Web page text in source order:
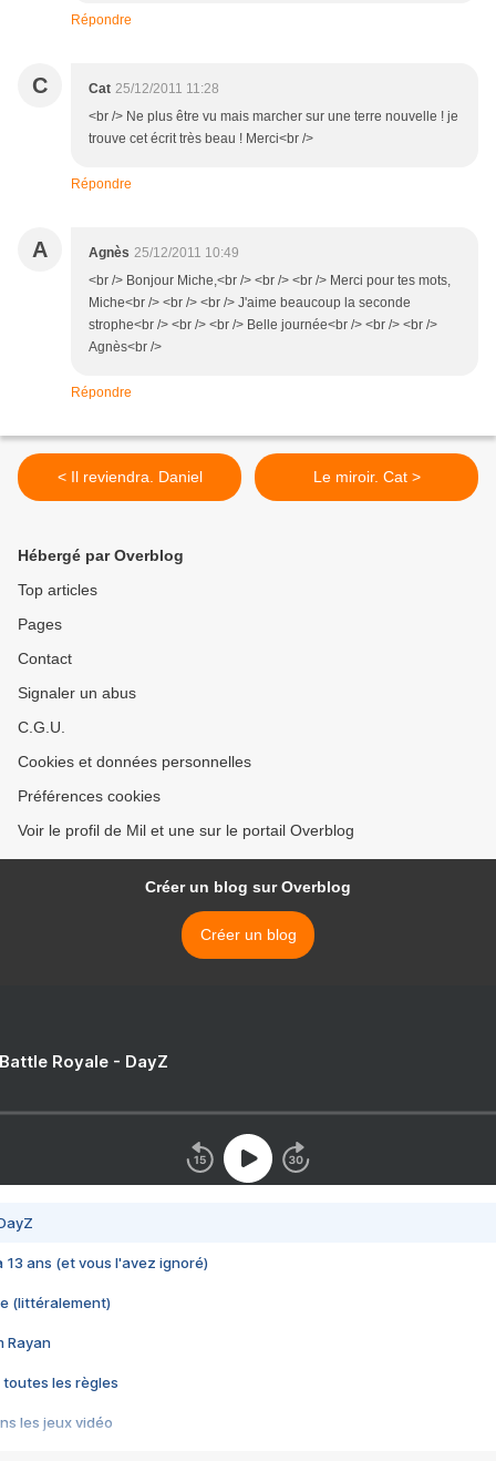
Répondre
C Cat 25/12/2011 11:28
<br /> Ne plus être vu mais marcher sur une terre nouvelle ! je
trouve cet écrit très beau ! Merci<br />
Répondre
A Agnès 25/12/2011 10:49
<br /> Bonjour Miche,<br /> <br /> <br /> Merci pour tes mots,
Miche<br /> <br /> <br /> J'aime beaucoup la seconde
strophe<br /> <br /> <br /> Belle journée<br /> <br /> <br />
Agnès<br />
Répondre
< Il reviendra. Daniel Le miroir. Cat >
Hébergé par Overblog
Top articles
Pages
Contact
Signaler un abus
C.G.U.
Cookies et données personnelles
Préférences cookies
Voir le profil de Mil et une sur le portail Overblog
Créer un blog sur Overblog
Créer un blog
Royale - DayZ
13 ans (et vous l'avez ignoré)
(littéralement)
Rayan
toutes les règles
les jeux vidéo